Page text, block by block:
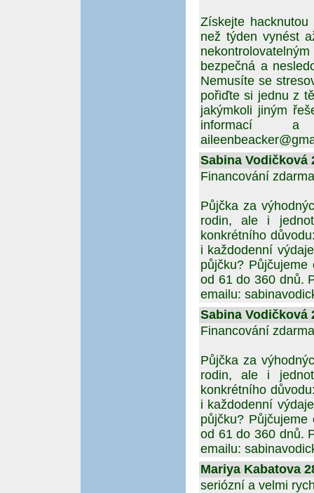
Získejte
než týden vynést
bezpečná a
Nemusíte se
pořiďte si jednu z
jakýmkoli jiným
informací a
Sabina Vodičková
Financování
Půjčka za
rodin, ale i
konkrétního
i každodenní
půjčku?
od 61 do 360 dnů.
emailu:
Sabina Vodičková
Financování
Půjčka za
rodin, ale i
konkrétního
i každodenní
půjčku?
od 61 do 360 dnů.
emailu:
Mariya Kabatova
seriózní a velmi